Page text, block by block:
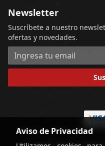
Aviso de Privacidad
Newsletter
Suscríbete a nuestro
ofertas y novedades.
Dirección de correo